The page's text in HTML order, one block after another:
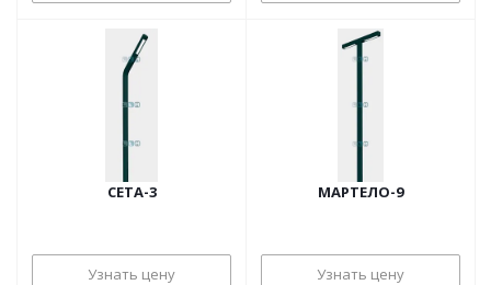
CETA-3
Узнать цену
МАРТЕЛО-9
Узнать цену